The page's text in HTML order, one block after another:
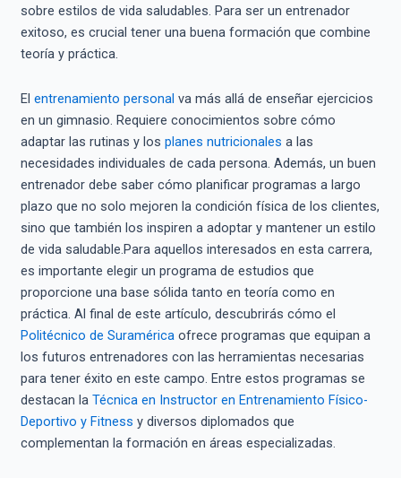
sobre estilos de vida saludables. Para ser un entrenador
exitoso, es crucial tener una buena formación que combine
teoría y práctica.
El entrenamiento personal va más allá de enseñar ejercicios
en un gimnasio. Requiere conocimientos sobre cómo
adaptar las rutinas y los planes nutricionales a las
necesidades individuales de cada persona. Además, un buen
entrenador debe saber cómo planificar programas a largo
plazo que no solo mejoren la condición física de los clientes,
sino que también los inspiren a adoptar y mantener un estilo
de vida saludable.Para aquellos interesados en esta carrera,
es importante elegir un programa de estudios que
proporcione una base sólida tanto en teoría como en
práctica. Al final de este artículo, descubrirás cómo el
Politécnico de Suraméricaofrece programas que equipan a
los futuros entrenadores con las herramientas necesarias
para tener éxito en este campo. Entre estos programas se
destacan laTécnica en Instructor en Entrenamiento Físico-
Deportivo y Fitness y diversos diplomados que
complementan la formación en áreas especializadas.